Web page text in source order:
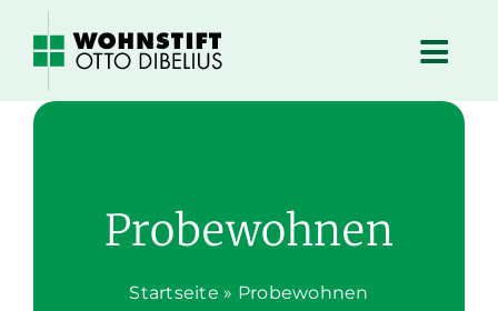
Inhalt
springen
Probewohnen
Startseite » Probewohnen